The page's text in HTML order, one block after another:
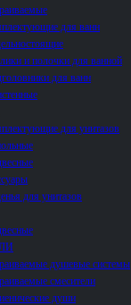
для ванн
и полочки для ванной
для ванн
для унитазов
для унитазов
душевые системы
смесители
души